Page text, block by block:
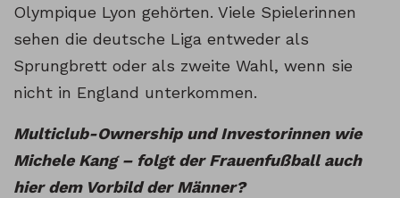
Olympique Lyon gehörten. Viele Spielerinnen
sehen die deutsche Liga entweder als
Sprungbrett oder als zweite Wahl, wenn sie
nicht in England unterkommen.
Multiclub-Ownership und Investorinnen wie
Michele Kang – folgt der Frauenfußball auch
hier dem Vorbild der Männer?